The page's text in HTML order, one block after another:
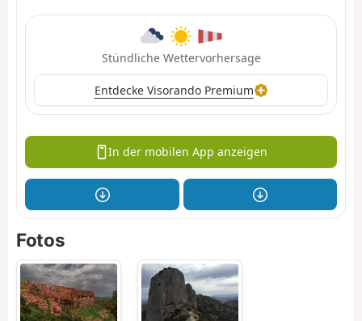
Stündliche Wettervorhersage
Entdecke Visorando Premium
In der mobilen App anzeigen
Fotos